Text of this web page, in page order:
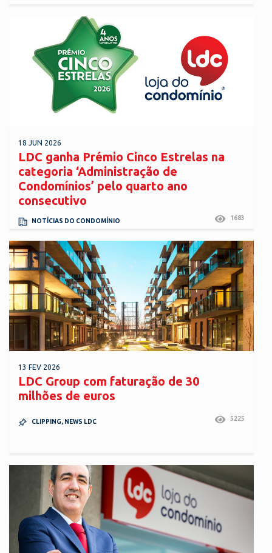
18 JUN 2026
LDC ganha Prémio Cinco Estrelas na
categoria ‘Administração de
Condomínios’ pelo quarto ano
consecutivo
NOTÍCIAS DO CONDOMÍNIO 1683
13 FEV 2026
LDC Group com faturação de 30
milhões de euros
CLIPPING, NEWS LDC 5225